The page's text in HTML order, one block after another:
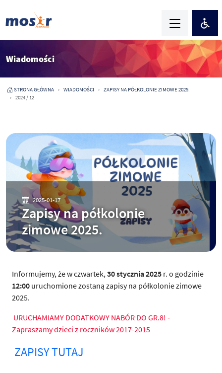
Wiadomości
STRONA GŁÓWNA WIADOMOŚCI
ZAPISY NA PÓŁKOLONIE ZIMOWE 2025.
2024 / 12
2025-01-17
Zapisy na półkolonie
zimowe 2025.
Informujemy, że w czwartek, 30 stycznia 2025 r. o godzinie
12:00 uruchomione zostaną zapisy na półkolonie zimowe
2025.
URUCHAMIAMY DODATKOWY NABÓR DO GR.8! -
Zapraszamy dzieci z roczników 2017-2015
ZAPISY TUTAJ